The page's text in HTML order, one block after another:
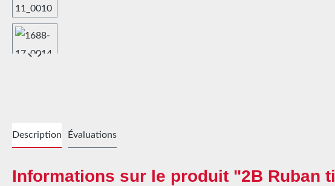
Description Évaluations
Informations sur le produit "2B Ruban